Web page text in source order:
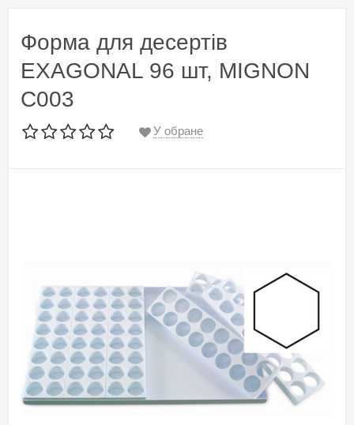
Форма для десертів
EXAGONAL 96 шт, MIGNON
C003
У обране